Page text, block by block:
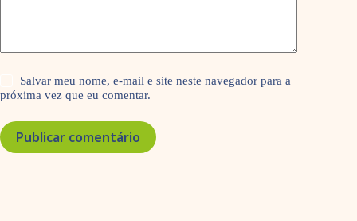
Salvar meu nome, e-mail e site neste navegador para a
próxima vez que eu comentar.
Publicar comentário